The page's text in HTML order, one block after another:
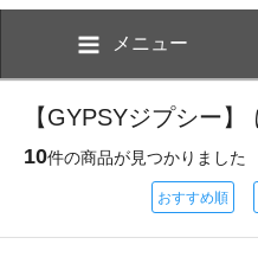
メニュー
【GYPSYジプシー
10件の商品が見つかりました
おすすめ順